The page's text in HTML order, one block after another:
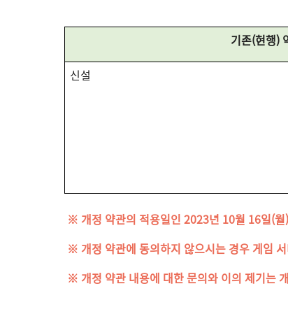
기존(현행)
신설
※ 개정 약관의 적용일인 2023년 10월 16일(월
※ 개정 약관에 동의하지 않으시는 경우 게임
※ 개정 약관 내용에 대한 문의와 이의 제기는